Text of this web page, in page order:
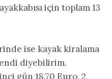
için toplam 13
ise kayak kiralama
diyebilirim.
gün 18,70 Euro, 2.